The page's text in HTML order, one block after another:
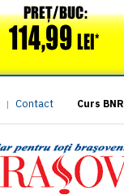
| Contact Curs BNR